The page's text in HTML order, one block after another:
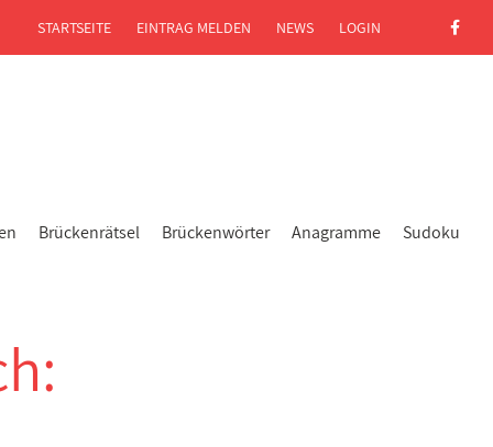
Brückenrätsel Brückenwörter Anagramme Sudoku
STARTSEITE EINTRAG MELDEN NEWS LOGIN